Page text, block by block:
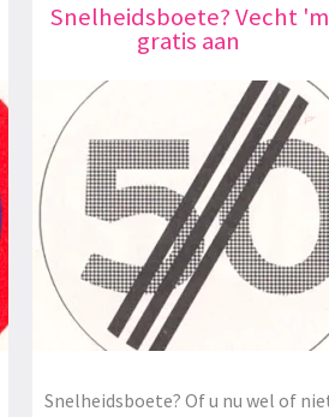
Snelheidsboete? Vecht 'm
gratis aan
Snelheidsboete? Of u nu wel of